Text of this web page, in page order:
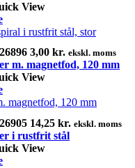
View
i rustfrit stål, stor
3,00 kr. ekskl. moms
View
magnetfod, 120 mm
14,25 kr. ekskl. moms
View